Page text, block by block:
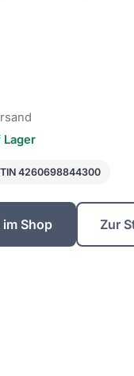
Lager
4260698844300
Shop Zur